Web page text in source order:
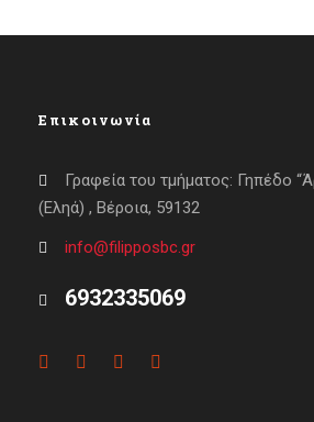
Επικοινωνία
Γραφεία του τμήματος: Γηπέδο
(Εληά) , Βέροια, 59132
info@filipposbc.gr
6932335069